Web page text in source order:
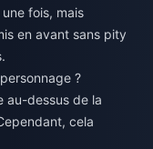
fois, mais
en avant sans pity
?
au-dessus de la
cela